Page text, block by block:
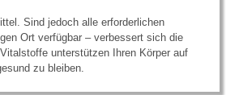
Sind jedoch alle erforderlichen
Ort verfügbar – verbessert sich die
unterstützen Ihren Körper auf
zu bleiben.